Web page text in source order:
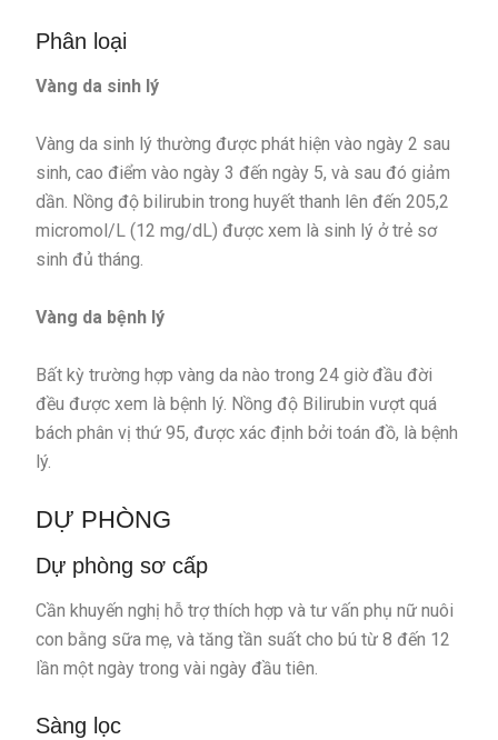
Phân loại
Vàng da sinh lý
Vàng da sinh lý thường được phát hiện vào ngày 2 sau
sinh, cao điểm vào ngày 3 đến ngày 5, và sau đó giảm
dần. Nồng độ bilirubin trong huyết thanh lên đến 205,2
micromol/L (12 mg/dL) được xem là sinh lý ở trẻ sơ
sinh đủ tháng.
Vàng da bệnh lý
Bất kỳ trường hợp vàng da nào trong 24 giờ đầu đời
đều được xem là bệnh lý. Nồng độ Bilirubin vượt quá
bách phân vị thứ 95, được xác định bởi toán đồ, là bệnh
lý.
DỰ PHÒNG
Dự phòng sơ cấp
Cần khuyến nghị hỗ trợ thích hợp và tư vấn phụ nữ nuôi
con bằng sữa mẹ, và tăng tần suất cho bú từ 8 đến 12
lần một ngày trong vài ngày đầu tiên.
Sàng lọc